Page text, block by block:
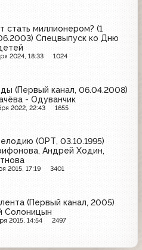
стать миллионером? (1
Спецвыпуск ко Дню
2024, 18:33 1024
(Первый канал, 06.04.2008)
- Одуванчик
2022, 22:43 1655
(ОРТ, 03.10.1995)
Андрей Ходин,
2015, 17:19 3401
(Первый канал, 2005)
Солоницын
2015, 14:54 2497